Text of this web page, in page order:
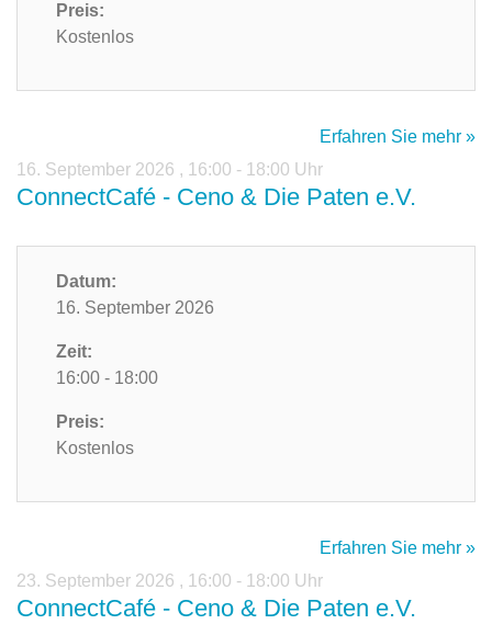
Preis:
Kostenlos
Erfahren Sie mehr »
16. September 2026 , 16:00 - 18:00 Uhr
ConnectCafé - Ceno & Die Paten e.V.
Datum:
16. September 2026
Zeit:
16:00 - 18:00
Preis:
Kostenlos
Erfahren Sie mehr »
23. September 2026 , 16:00 - 18:00 Uhr
ConnectCafé - Ceno & Die Paten e.V.